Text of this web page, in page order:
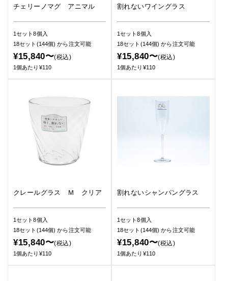
チェリーノマグ アニマル
1セット8個入
18セット(144個)から注文可能
¥15,840〜(税込)
1個あたり¥110
割れないワイングラス
1セット8個入
18セット(144個)から注文可能
¥15,840〜(税込)
1個あたり¥110
クレールグラス Ｍ クリア
1セット8個入
18セット(144個)から注文可能
¥15,840〜(税込)
1個あたり¥110
割れないシャンパングラス
1セット8個入
18セット(144個)から注文可能
¥15,840〜(税込)
1個あたり¥110